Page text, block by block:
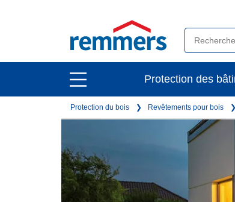
open
main
navigation
open
main
Protection des
Protection du bois Revêtements pour bois